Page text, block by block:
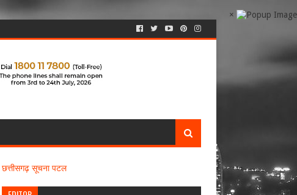
×
छत्तीसगढ़ सूचना पटल